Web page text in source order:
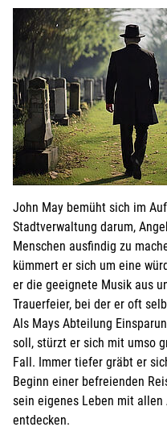
John May bemüht sich im
Stadtverwaltung darum,
Menschen ausfindig zu
kümmert er sich um eine
er die geeignete Musik aus
Trauerfeier, bei der er oft
Als Mays Abteilung
soll, stürzt er sich mit umso
Fall. Immer tiefer gräbt er
Beginn einer befreienden
sein eigenes Leben mit allen
entdecken.